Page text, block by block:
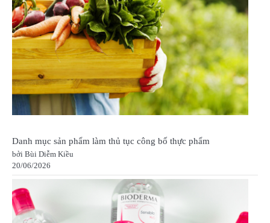
Danh mục sản phẩm làm thủ tục công bố thực phẩm
bởi Bùi Diễm Kiều
20/06/2026